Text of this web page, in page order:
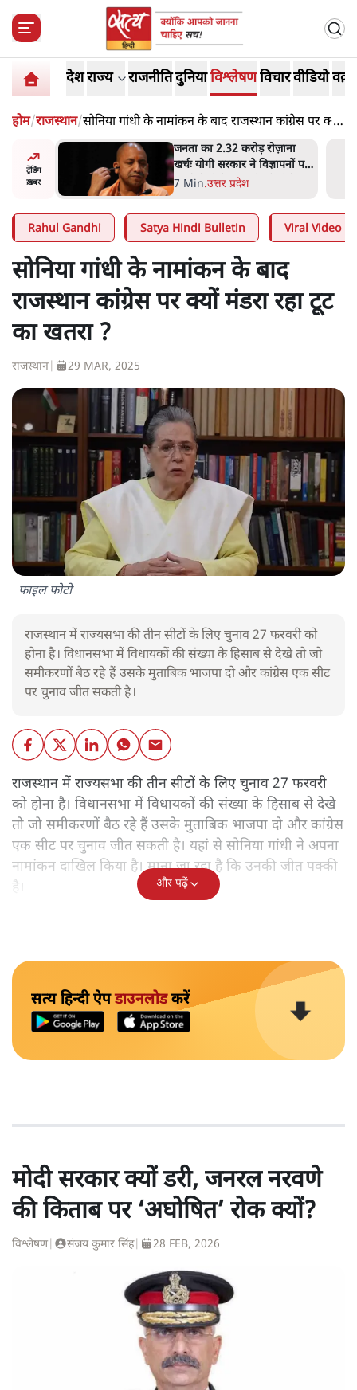
देशराज्य राजनीतिदुनियाविश्लेषणविचारवीडियो
होम/राजस्थान/सोनिया गांधी के नामांकन के बाद राजस्थान कांग्रेस पर क्यों
मंडरा रहा टूट का खतरा ?
ट्रेंडिंग
ख़बर
पर
उलटबांसीः राष्ट्र के चरित्र की मरम्मत
जारी है
11 Min.व्यंग्य/उलटबाँसी
Rahul Gandhi Satya Hindi Bulletin Viral Video
सोनिया गांधी के नामांकन के बाद
राजस्थान कांग्रेस पर क्यों मंडरा रहा टूट
का खतरा ?
राजस्थान 29 MAR, 2025
फाइल फोटो
राजस्थान में राज्यसभा की तीन सीटों के लिए चुनाव 27 फरवरी को
होना है। विधानसभा में विधायकों की संख्या के हिसाब से देखे तो जो
समीकरणों बैठ रहे हैं उसके मुताबिक भाजपा दो और कांग्रेस एक सीट
पर चुनाव जीत सकती है।
राजस्थान में राज्यसभा की तीन सीटों के लिए चुनाव 27 फरवरी
को होना है। विधानसभा में विधायकों की संख्या के हिसाब से देखे
तो जो समीकरणों बैठ रहे हैं उसके मुताबिक भाजपा दो और कांग्रेस
एक सीट पर चुनाव जीत सकती है। यहां से सोनिया गांधी ने अपना
नामांकन दाखिल किया है। माना जा रहा है कि उनकी जीत पक्की
है।
और पढ़ें
सत्य हिन्दी ऐपडाउनलोडकरें
मोदी सरकार क्यों डरी, जनरल नरवणे
की किताब पर ‘अघोषित’ रोक क्यों?
विश्लेषण| संजय कुमार सिंह| 28 FEB, 2026